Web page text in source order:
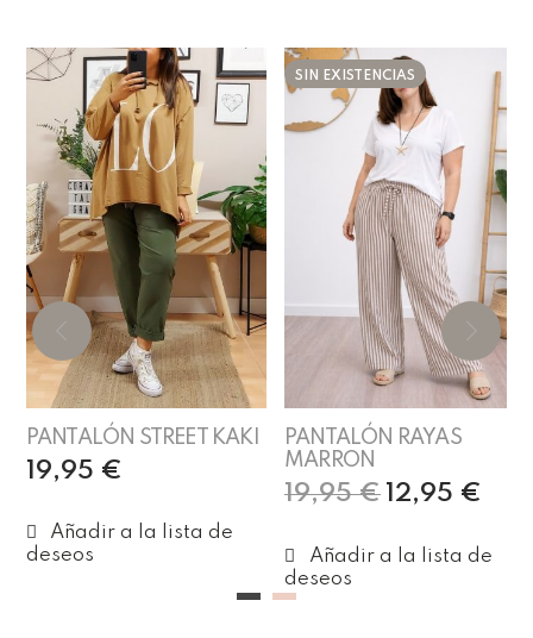
PANTALÓN STREET KAKI
19,95 €
SIN EXISTENCIAS
PANTALÓN RAYAS
MARRON
19,95€ 12,95 €